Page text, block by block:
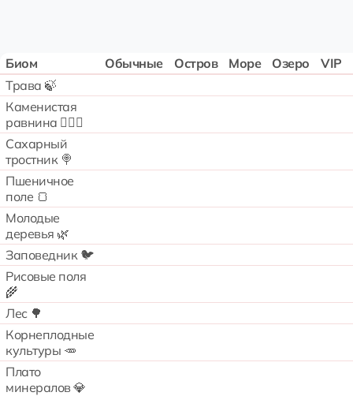
Биом Обычные Остров Море Озеро
VIP
Трава 🍃
Каменистая
равнина 🧗🏻‍♂️
Сахарный
тростник 🍭
Пшеничное
поле 🍞
Молодые
деревья 🌿
Заповедник 🐦
Рисовые поля
🌾
Лес 🌳
Корнеплодные
культуры 🥕
Плато
минералов 💎